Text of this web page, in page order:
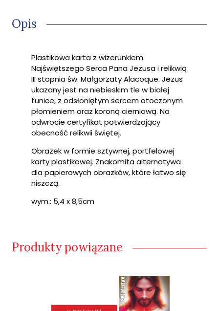
Opis
Plastikowa karta z wizerunkiem
Najświętszego Serca Pana Jezusa i relikwią
III stopnia św. Małgorzaty Alacoque. Jezus
ukazany jest na niebieskim tle w białej
tunice, z odsłoniętym sercem otoczonym
płomieniem oraz koroną cierniową. Na
odwrocie certyfikat potwierdzający
obecność relikwii świętej.
Obrazek w formie sztywnej, portfelowej
karty plastikowej. Znakomita alternatywa
dla papierowych obrazków, które łatwo się
niszczą.
wym.: 5,4 x 8,5cm
Produkty powiązane